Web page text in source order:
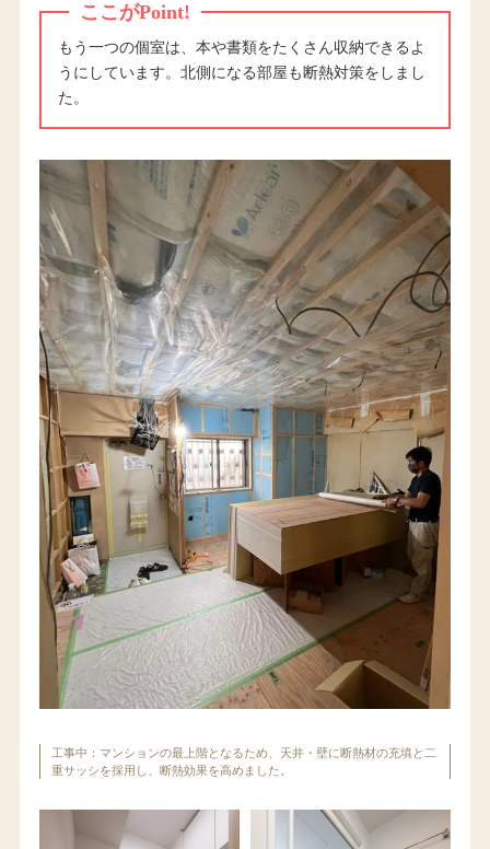
ここがPoint!
もう一つの個室は、本や書類をたくさん収納できるよ
うにしています。北側になる部屋も断熱対策をしまし
た。
工事中：マンションの最上階となるため、天井・壁に断熱材の充填と二
重サッシを採用し、断熱効果を高めました。